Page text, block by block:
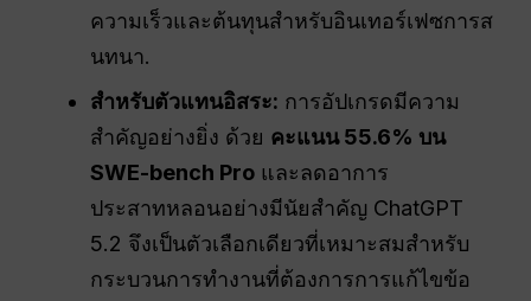
ความเร็วและต้นทุนสำหรับอินเทอร์เฟซการส
นทนา.
สำหรับตัวแทนอิสระ: การอัปเกรดมีความ
สำคัญอย่างยิ่ง ด้วย คะแนน 55.6% บน
SWE-bench Pro และลดอาการ
ประสาทหลอนอย่างมีนัยสำคัญ ChatGPT
5.2 จึงเป็นตัวเลือกเดียวที่เหมาะสมสำหรับ
กระบวนการทำงานที่ต้องการการแก้ไขข้อ